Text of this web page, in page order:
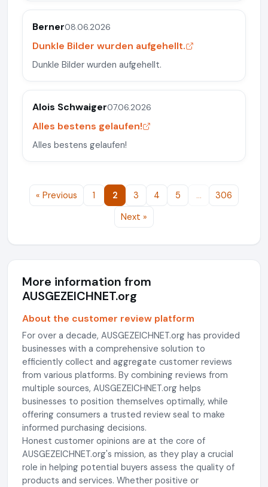
Berner08.06.2026
Dunkle Bilder wurden aufgehellt.
Dunkle Bilder wurden aufgehellt.
Alois Schwaiger07.06.2026
Alles bestens gelaufen!
Alles bestens gelaufen!
« Previous 1 2 3 4 5 …
306
Next »
More information from
AUSGEZEICHNET.org
About the customer review platform
For over a decade, AUSGEZEICHNET.org has provided
businesses with a comprehensive solution to
efficiently collect and aggregate customer reviews
from various platforms. By combining reviews from
multiple sources, AUSGEZEICHNET.org helps
businesses to position themselves optimally, while
offering consumers a trusted review seal to make
informed purchasing decisions.
Honest customer opinions are at the core of
AUSGEZEICHNET.org's mission, as they play a crucial
role in helping potential buyers assess the quality of
products and services. Whether positive or